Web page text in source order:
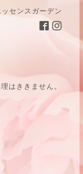
ッセンスガーデン
はききません。